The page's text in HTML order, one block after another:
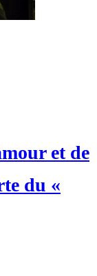
et de
du «